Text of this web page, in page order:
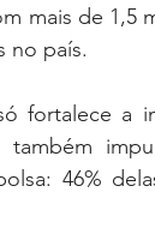
mais de 1,5
no país.
fortalece a
46%